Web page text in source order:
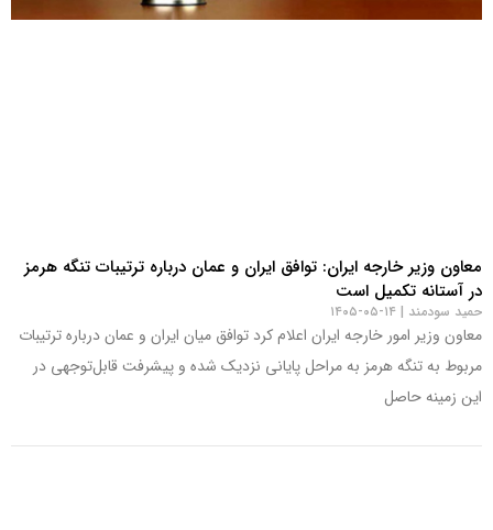
معاون وزیر خارجه ایران: توافق ایران و عمان درباره ترتیبات تنگه هرمز
در آستانه تکمیل است
حمید سودمند ۱۴-۰۵-۱۴۰۵
معاون وزیر امور خارجه ایران اعلام کرد توافق میان ایران و عمان درباره ترتیبات
مربوط به تنگه هرمز به مراحل پایانی نزدیک شده و پیشرفت قابل‌توجهی در
این زمینه حاصل